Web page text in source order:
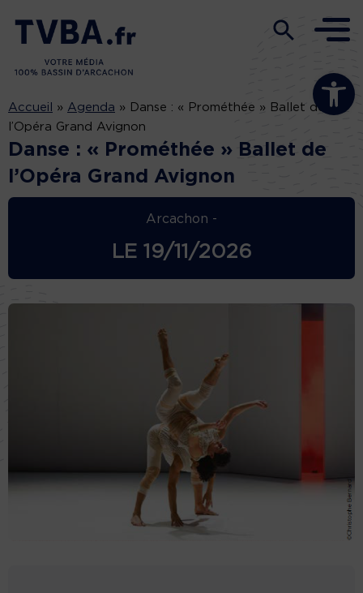
Ouvrir la
Accueil » Agenda »
Danse : « Prométhée » Ballet de
l’Opéra Grand Avignon
Danse : « Prométhée » Ballet de
l’Opéra Grand Avignon
Arcachon -
LE 19/11/2026